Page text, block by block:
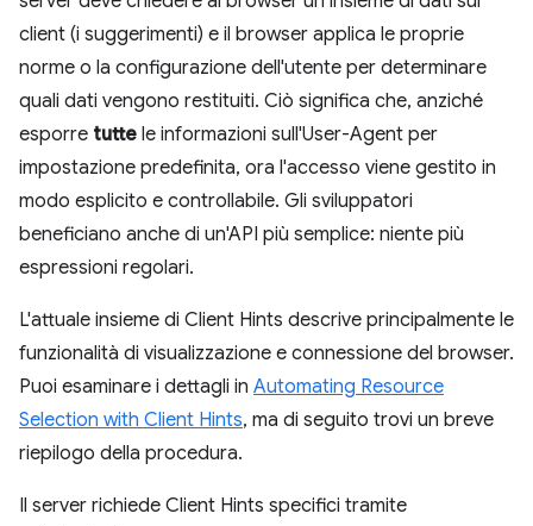
client (i suggerimenti) e il browser applica le proprie
norme o la configurazione dell'utente per determinare
quali dati vengono restituiti. Ciò significa che, anziché
esporre tutte le informazioni sull'User-Agent per
impostazione predefinita, ora l'accesso viene gestito in
modo esplicito e controllabile. Gli sviluppatori
beneficiano anche di un'API più semplice: niente più
espressioni regolari.
L'attuale insieme di Client Hints descrive principalmente le
funzionalità di visualizzazione e connessione del browser.
Puoi esaminare i dettagli in Automating Resource
Selection with Client Hints, ma di seguito trovi un breve
riepilogo della procedura.
Il server richiede Client Hints specifici tramite